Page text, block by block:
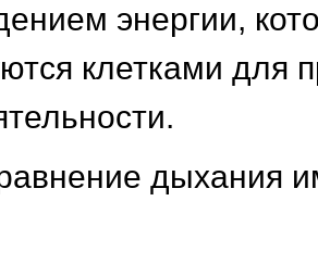
энергии,
клетками для
дыхания